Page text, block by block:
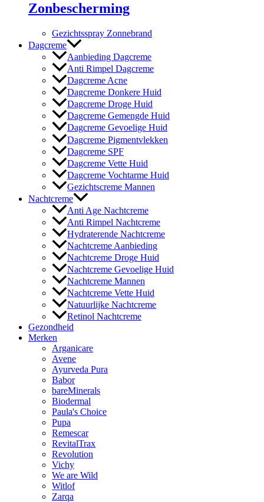
Zonbescherming
Gezichtsspray Zonnebrand
Dagcreme
Aanbieding Dagcreme
Anti Rimpel Dagcreme
Dagcreme Acne
Dagcreme Donkere Huid
Dagcreme Droge Huid
Dagcreme Gemengde Huid
Dagcreme Gevoelige Huid
Dagcreme Pigmentvlekken
Dagcreme SPF
Dagcreme Vette Huid
Dagcreme Vochtarme Huid
Gezichtscreme Mannen
Nachtcreme
Anti Age Nachtcreme
Anti Rimpel Nachtcreme
Hydraterende Nachtcreme
Nachtcreme Aanbieding
Nachtcreme Droge Huid
Nachtcreme Gevoelige Huid
Nachtcreme Mannen
Nachtcreme Vette Huid
Natuurlijke Nachtcreme
Retinol Nachtcreme
Gezondheid
Merken
Arganicare
Avene
Ayurveda Pura
Babor
bareMinerals
Biodermal
Paula's Choice
Pupa
Remescar
RevitalTrax
Revolution
Vichy
We are Wild
Witlof
Zarqa